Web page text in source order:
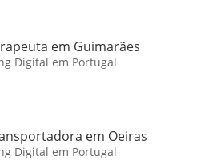
em Guimarães
Digital em Portugal
em Oeiras
Digital em Portugal